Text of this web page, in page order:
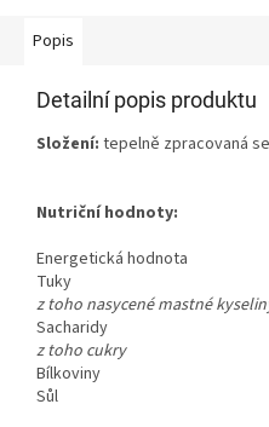
Popis
Detailní popis produktu
Složení: tepelně zpracovaná
Nutriční hodnoty:
Energetická hodnota
Tuky
z toho nasycené mastné
Sacharidy
z toho cukry
Bílkoviny
Sůl